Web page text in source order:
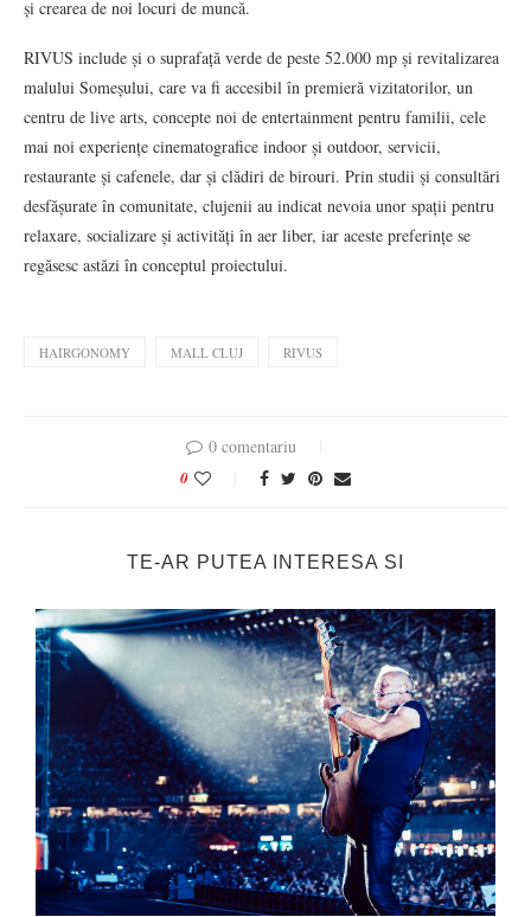
și crearea de noi locuri de muncă.
RIVUS include și o suprafață verde de peste 52.000 mp și revitalizarea
malului Someșului, care va fi accesibil în premieră vizitatorilor, un
centru de live arts, concepte noi de entertainment pentru familii, cele
mai noi experiențe cinematografice indoor și outdoor, servicii,
restaurante și cafenele, dar și clădiri de birouri. Prin studii și consultări
desfășurate în comunitate, clujenii au indicat nevoia unor spații pentru
relaxare, socializare și activități în aer liber, iar aceste preferințe se
regăsesc astăzi în conceptul proiectului.
HAIRGONOMY MALL CLUJ RIVUS
0 comentariu
0
TE-AR PUTEA INTERESA SI